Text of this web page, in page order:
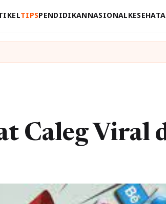
TIPSPENDIDIKANNASIONAL
Caleg Viral